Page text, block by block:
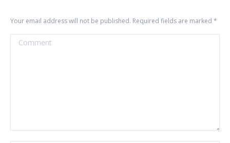
Your email address will not be published. Required fields are marked *
Comment